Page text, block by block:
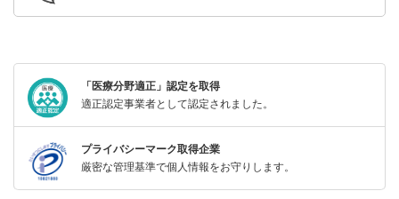
「医療分野適正」認定を取得
適正認定事業者として認定されました。
プライバシーマーク取得企業
厳密な管理基準で個人情報をお守りします。